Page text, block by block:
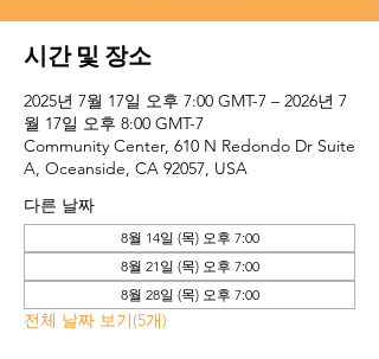
시간 및 장소
2025년 7월 17일 오후 7:00 GMT-7 – 2026년 7
월 17일 오후 8:00 GMT-7
Community Center, 610 N Redondo Dr Suite
A, Oceanside, CA 92057, USA
다른 날짜
8월 14일 (목) 오후 7:00
8월 21일 (목) 오후 7:00
8월 28일 (목) 오후 7:00
전체 날짜 보기(5개)